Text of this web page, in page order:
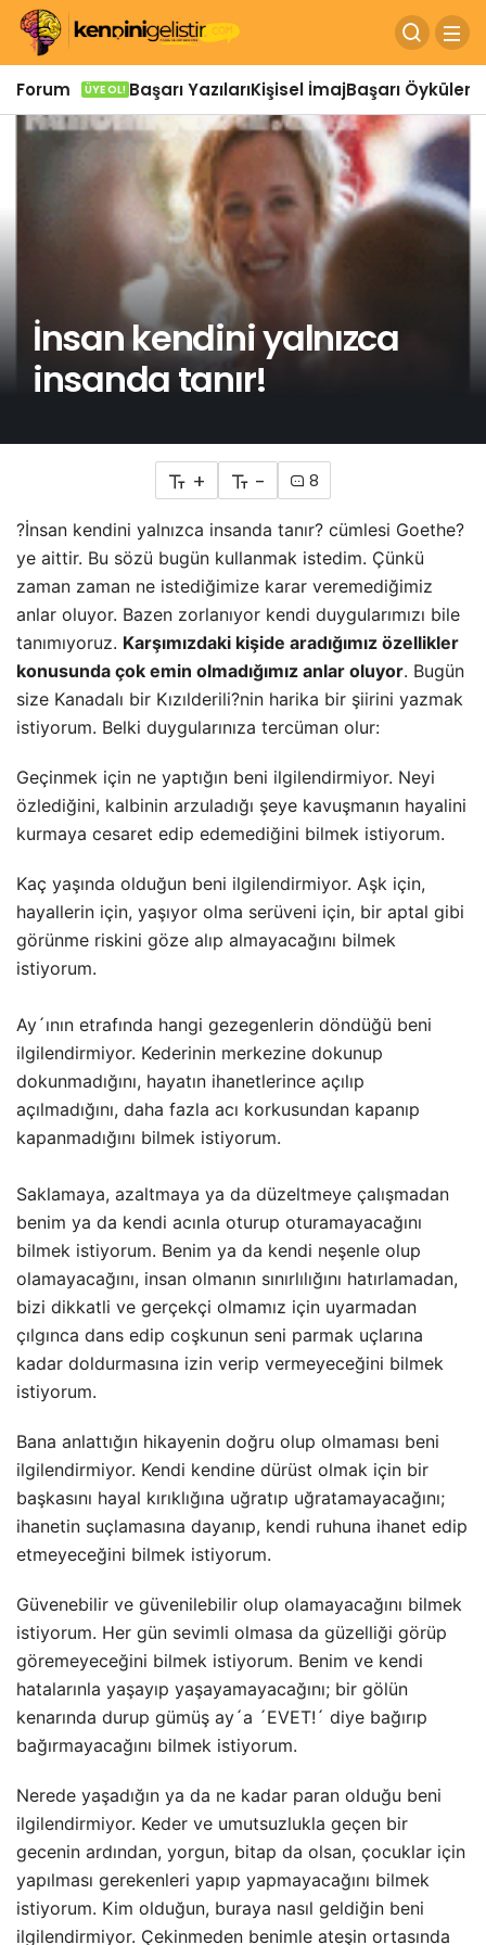
Forum ÜYE OL! Başarı YazılarıKişisel İmajBaşarı Öyküleri
İnsan kendini yalnızca
insanda tanır!
+ - 8
?İnsan kendini yalnızca insanda tanır? cümlesi Goethe?
ye aittir. Bu sözü bugün kullanmak istedim. Çünkü
zaman zaman ne istediğimize karar veremediğimiz
anlar oluyor. Bazen zorlanıyor kendi duygularımızı bile
tanımıyoruz. Karşımızdaki kişide aradığımız özellikler
konusunda çok emin olmadığımız anlar oluyor. Bugün
size Kanadalı bir Kızılderili?nin harika bir şiirini yazmak
istiyorum. Belki duygularınıza tercüman olur:
Geçinmek için ne yaptığın beni ilgilendirmiyor. Neyi
özlediğini, kalbinin arzuladığı şeye kavuşmanın hayalini
kurmaya cesaret edip edemediğini bilmek istiyorum.
Kaç yaşında olduğun beni ilgilendirmiyor. Aşk için,
hayallerin için, yaşıyor olma serüveni için, bir aptal gibi
görünme riskini göze alıp almayacağını bilmek
istiyorum.
Ay´ının etrafında hangi gezegenlerin döndüğü beni
ilgilendirmiyor. Kederinin merkezine dokunup
dokunmadığını, hayatın ihanetlerince açılıp
açılmadığını, daha fazla acı korkusundan kapanıp
kapanmadığını bilmek istiyorum.
Saklamaya, azaltmaya ya da düzeltmeye çalışmadan
benim ya da kendi acınla oturup oturamayacağını
bilmek istiyorum. Benim ya da kendi neşenle olup
olamayacağını, insan olmanın sınırlılığını hatırlamadan,
bizi dikkatli ve gerçekçi olmamız için uyarmadan
çılgınca dans edip coşkunun seni parmak uçlarına
kadar doldurmasına izin verip vermeyeceğini bilmek
istiyorum.
Bana anlattığın hikayenin doğru olup olmaması beni
ilgilendirmiyor. Kendi kendine dürüst olmak için bir
başkasını hayal kırıklığına uğratıp uğratamayacağını;
ihanetin suçlamasına dayanıp, kendi ruhuna ihanet edip
etmeyeceğini bilmek istiyorum.
Güvenebilir ve güvenilebilir olup olamayacağını bilmek
istiyorum. Her gün sevimli olmasa da güzelliği görüp
göremeyeceğini bilmek istiyorum. Benim ve kendi
hatalarınla yaşayıp yaşayamayacağını; bir gölün
kenarında durup gümüş ay´a ´EVET!´ diye bağırıp
bağırmayacağını bilmek istiyorum.
Nerede yaşadığın ya da ne kadar paran olduğu beni
ilgilendirmiyor. Keder ve umutsuzlukla geçen bir
gecenin ardından, yorgun, bitap da olsan, çocuklar için
yapılması gerekenleri yapıp yapmayacağını bilmek
istiyorum. Kim olduğun, buraya nasıl geldiğin beni
ilgilendirmiyor. Çekinmeden benimle ateşin ortasında